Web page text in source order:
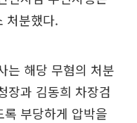
처분했다.
는 해당 무혐의 처분
장과 김동희 차장검
부당하게 압박을